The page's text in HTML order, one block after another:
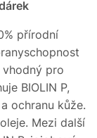
přírodní
pro
BIOLIN P,
ochranu kůže.
Mezi další